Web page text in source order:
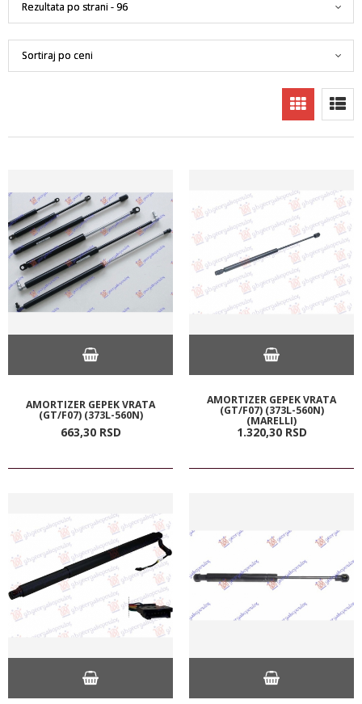
AMORTIZER GEPEK VRATA
(GT/F07) (373L-560N)
663,30 RSD
AMORTIZER GEPEK VRATA
(GT/F07) (373L-560N)
(MARELLI)
1.320,30 RSD